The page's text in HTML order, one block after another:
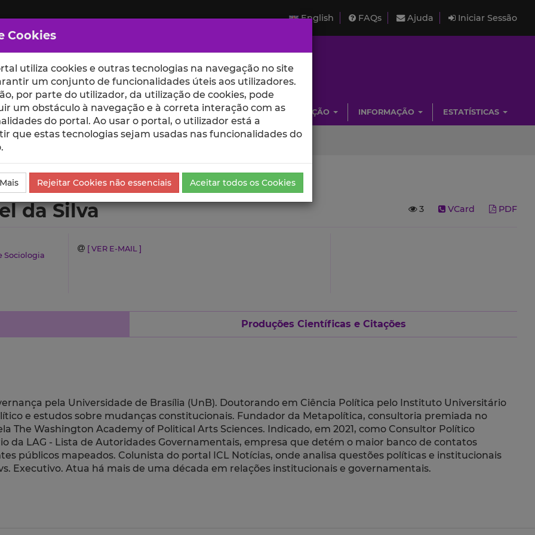
English FAQs Ajuda Iniciar Sessão
ESCOLAS UNIDADES INVESTIGAÇÃO INFORMAÇÃO ESTATÍSTICAS
Currículo
3 VCard PDF
da Silva
Sociologia
[ VER E-MAIL ]
Produções Científicas e Citações
pela Universidade de Brasília (UnB). Doutorando em Ciência Política pelo Instituto Universitário
e estudos sobre mudanças constitucionais. Fundador da Metapolítica, consultoria premiada no
The Washington Academy of Political Arts Sciences. Indicado, em 2021, como Consultor Político
da LAG - Lista de Autoridades Governamentais, empresa que detém o maior banco de contatos
públicos mapeados. Colunista do portal ICL Notícias, onde analisa questões políticas e institucionais
Executivo. Atua há mais de uma década em relações institucionais e governamentais.
Cookies
utiliza cookies e outras tecnologias na navegação no site
um conjunto de funcionalidades úteis aos utilizadores.
por parte do utilizador, da utilização de cookies, pode
um obstáculo à navegação e à correta interação com as
do portal. Ao usar o portal, o utilizador está a
que estas tecnologias sejam usadas nas funcionalidades do
Rejeitar Cookies não essenciais Aceitar todos os Cookies